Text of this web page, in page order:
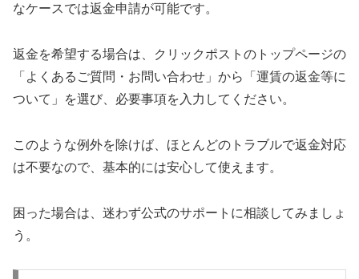
なケースでは返金申請が可能です。
返金を希望する場合は、クリックポストのトップページの
「よくあるご質問・お問い合わせ」から「運賃の返金等に
ついて」を選び、必要事項を入力してください。
このような例外を除けば、ほとんどのトラブルで返金対応
は不要なので、基本的には安心して使えます。
困った場合は、迷わず公式のサポートに相談してみましょ
う。